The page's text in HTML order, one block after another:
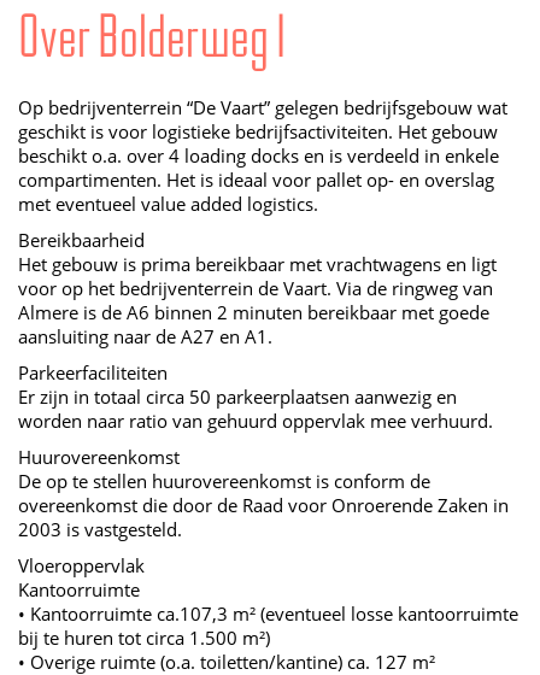
Over Bolderweg 1
Op bedrijventerrein “De Vaart” gelegen bedrijfsgebouw wat
geschikt is voor logistieke bedrijfsactiviteiten. Het gebouw
beschikt o.a. over 4 loading docks en is verdeeld in enkele
compartimenten. Het is ideaal voor pallet op- en overslag
met eventueel value added logistics.
Bereikbaarheid
Het gebouw is prima bereikbaar met vrachtwagens en ligt
voor op het bedrijventerrein de Vaart. Via de ringweg van
Almere is de A6 binnen 2 minuten bereikbaar met goede
aansluiting naar de A27 en A1.
Parkeerfaciliteiten
Er zijn in totaal circa 50 parkeerplaatsen aanwezig en
worden naar ratio van gehuurd oppervlak mee verhuurd.
Huurovereenkomst
De op te stellen huurovereenkomst is conform de
overeenkomst die door de Raad voor Onroerende Zaken in
2003 is vastgesteld.
Vloeroppervlak
Kantoorruimte
• Kantoorruimte ca.107,3 m² (eventueel losse kantoorruimte
bij te huren tot circa 1.500 m²)
• Overige ruimte (o.a. toiletten/kantine) ca. 127 m²